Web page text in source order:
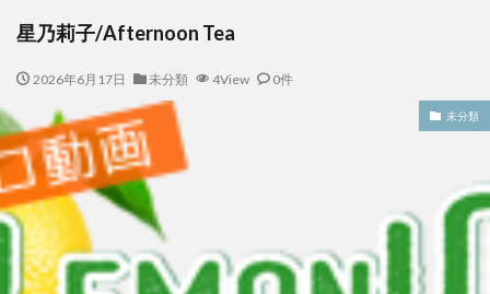
星乃莉子/Afternoon Tea
2026年6月17日 未分類 4View 0件
未分類
素肌のままで 郷司利也子
白壁爽子 甘い囁き
玉置梓
潮見晴香 清楚なくせに生イキだ
潮見晴香
河内菜々星 やっぱり10代（TEEN）が好き
松白愛
サリーデイズ 川本サリー
松岡凛 日焼け後のGカ
来生かほ じゅーしぃアイドルはＨに発育中！〜来生かほ６年ぶりに再
有村果夏 カワイイとか可愛いとか
有村果夏
星乃もこ グラドルでは ダメ ですか？
星乃もこ
峰りなこ